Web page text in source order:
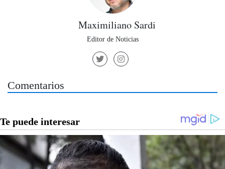
Maximiliano Sardi
Editor de Noticias
Comentarios